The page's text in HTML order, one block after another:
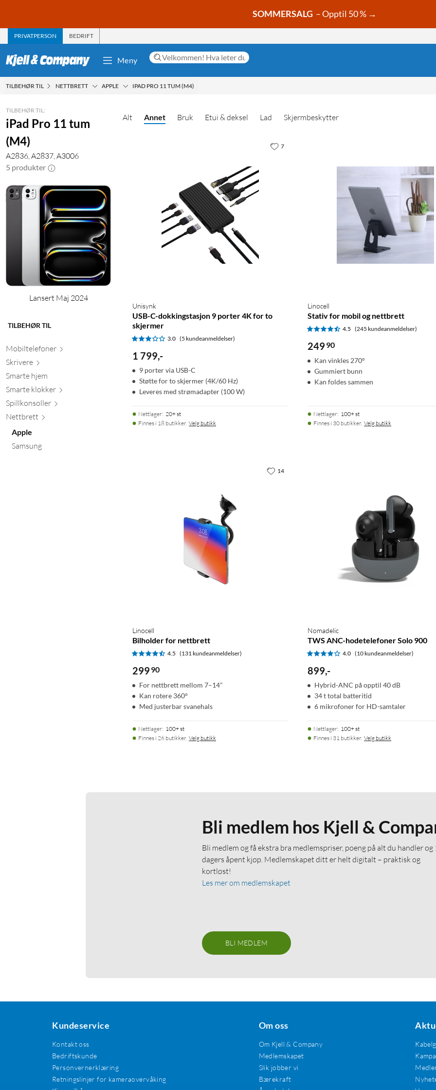
SOMMERSALG – Opptil 50 % →
PRIVATPERSON BEDRIFT
Meny
TILBEHØR TIL NETTBRETT APPLE IPAD PRO 11 TUM (M4)
TILBEHØR TIL:
iPad Pro 11 tum
(M4)
A2836, A2837, A3006
5 produkter
Lansert Maj 2024
TILBEHØR TIL
Mobiltelefoner
Skrivere
Smarte hjem
Smarte klokker
Spillkonsoller
Nettbrett
Apple
Samsung
Alt Annet Bruk Etui & deksel Lad Skjermbeskytter
Unisynk
USB-C-dokkingstasjon 9 porter 4K for to
skjermer
3.0 (5 kundeanmeldelser)
1 799,-
9 porter via USB-C
Støtte for to skjermer (4K/60 Hz)
Leveres med strømadapter (100 W)
Nettlager: 20+ st
Finnes i 18 butikker. Velg butikk
7
Linocell
Stativ for mobil og nettbrett
4.5 (245 kundeanmeldelser)
249 90
Kan vinkles 270°
Gummiert bunn
Kan foldes sammen
Nettlager: 100+ st
Finnes i 30 butikker. Velg butikk
Linocell
Bilholder for nettbrett
4.5 (131 kundeanmeldelser)
299 90
For nettbrett mellom 7–14"
Kan rotere 360°
Med justerbar svanehals
Nettlager: 100+ st
Finnes i 26 butikker. Velg butikk
14
Nomadelic
TWS ANC-hodetelefoner Solo 900
4.0 (10 kundeanmeldelser)
899,-
Hybrid-ANC på opptil 40 dB
34 t total batteritid
6 mikrofoner for HD-samtaler
Nettlager: 100+ st
Finnes i 31 butikker. Velg butikk
Bli medlem hos Kjell &
Bli medlem og få ekstra bra medlemspriser, poeng på alt du handler og
dagers åpent kjøp. Medlemskapet ditt er helt digitalt – praktisk og
kortløst!
Les mer om medlemskapet
BLI MEDLEM
Kundeservice
Kontakt oss
Bedriftskunde
Personvernerklæring
Retningslinjer for kameraovervåking
Om oss
Om Kjell & Company
Medlemskapet
Slik jobber vi
Bærekraft